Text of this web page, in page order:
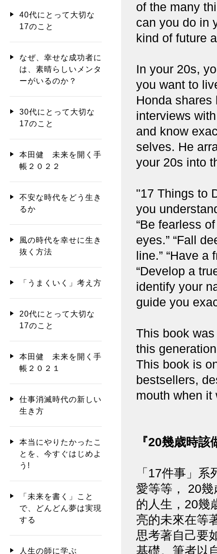
of the many
can you do in
kind of future
In your 20s,
you want to
Honda shares
interviews
and know
selves. He
your 20s into
"17 Things to
you
“Be fearless
eyes.” “Fall
line.” “Have
“Develop a
identify your
guide you
This book
this
This book is
bestsellers,
mouth when it
『20幾歳時
「17件事」
愛等等， 20
的人生，20幾
亮的未來在等
思考著自己要
基礎。筆者以
40代にとって大切な
17のこと
なぜ、幸せな成功者に
は、素晴らしいメンタ
ーがいるのか？
30代にとって大切な
17のこと
本田健 未来を開く手
帳２０２２
不安な時代をどう生き
るか
風の時代を幸せに生き
抜く方法
「うまくいく」考え方
20代にとって大切な
17のこと
本田健 未来を開く手
帳２０２１
仕事消滅時代の新しい
生き方
本当にやりたかったこ
とを、今すぐはじめよ
う!
「未来を書く」こと
で、どんどん夢は実現
する
人生の師に学ぶ